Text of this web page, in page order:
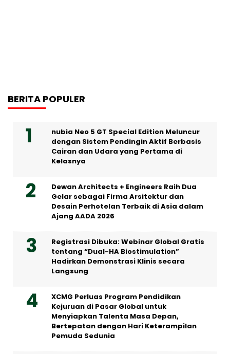
BERITA POPULER
nubia Neo 5 GT Special Edition Meluncur
dengan Sistem Pendingin Aktif Berbasis
Cairan dan Udara yang Pertama di
Kelasnya
Dewan Architects + Engineers Raih Dua
Gelar sebagai Firma Arsitektur dan
Desain Perhotelan Terbaik di Asia dalam
Ajang AADA 2026
Registrasi Dibuka: Webinar Global Gratis
tentang “Dual-HA Biostimulation”
Hadirkan Demonstrasi Klinis secara
Langsung
XCMG Perluas Program Pendidikan
Kejuruan di Pasar Global untuk
Menyiapkan Talenta Masa Depan,
Bertepatan dengan Hari Keterampilan
Pemuda Sedunia